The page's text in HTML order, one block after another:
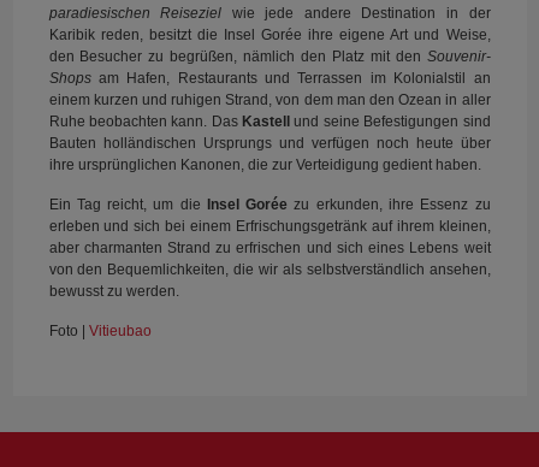
paradiesischen Reiseziel wie jede andere Destination in der
Karibik reden, besitzt die Insel Gorée ihre eigene Art und Weise,
den Besucher zu begrüßen, nämlich den Platz mit den Souvenir-
Shopsam Hafen, Restaurants und Terrassen im Kolonialstil an
einem kurzen und ruhigen Strand, von dem man den Ozean in aller
Ruhe beobachten kann. Das Kastell
und seine Befestigungen sind
Bauten holländischen Ursprungs und verfügen noch heute über
ihre ursprünglichen Kanonen, die zur Verteidigung gedient haben.
Ein Tag reicht, um die Insel Gorée zu erkunden, ihre Essenz zu
erleben und sich bei einem Erfrischungsgetränk auf ihrem kleinen,
aber charmanten Strand zu erfrischen und sich eines Lebens weit
von den Bequemlichkeiten, die wir als selbstverständlich ansehen,
bewusst zu werden.
Foto | Vitieubao